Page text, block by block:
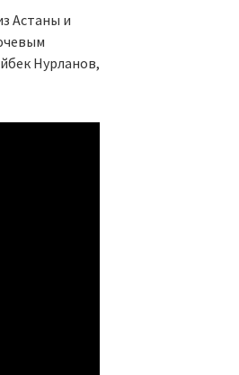
Астаны и
Нурланов,